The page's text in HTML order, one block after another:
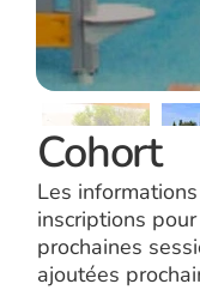
Cohort
Les
inscriptions
prochaines
ajoutées